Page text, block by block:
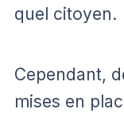
quel citoyen.
Cependant,
mises en